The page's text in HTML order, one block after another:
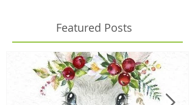
Featured Posts